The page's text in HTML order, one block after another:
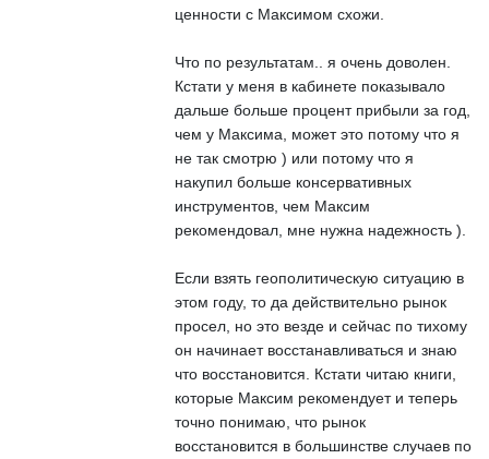
ценности с Максимом схожи.
Что по результатам.. я очень доволен.
Кстати у меня в кабинете показывало
дальше больше процент прибыли за год,
чем у Максима, может это потому что я
не так смотрю ) или потому что я
накупил больше консервативных
инструментов, чем Максим
рекомендовал, мне нужна надежность ).
Если взять геополитическую ситуацию в
этом году, то да действительно рынок
просел, но это везде и сейчас по тихому
он начинает восстанавливаться и знаю
что восстановится. Кстати читаю книги,
которые Максим рекомендует и теперь
точно понимаю, что рынок
восстановится в большинстве случаев по